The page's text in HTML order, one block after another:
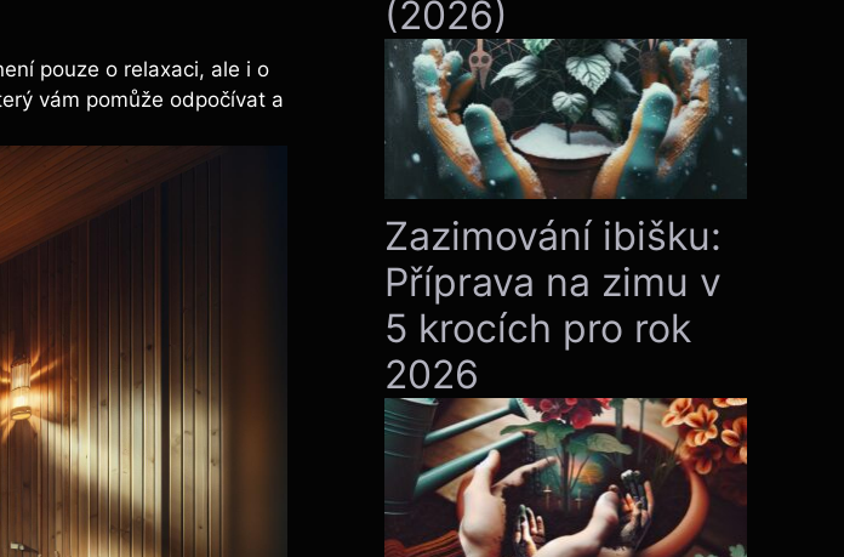
pouze o relaxaci, ale i o
vám pomůže odpočívat a
(2026)
Zazimování ibišku:
Příprava na zimu v
5 krocích pro rok
2026